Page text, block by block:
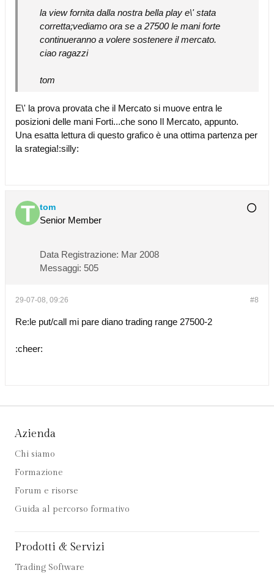
la view fornita dalla nostra bella play e\' stata
corretta;vediamo ora se a 27500 le mani forte
continueranno a volere sostenere il mercato.
ciao ragazzi
tom
E\' la prova provata che il Mercato si muove entra le
posizioni delle mani Forti...che sono Il Mercato, appunto.
Una esatta lettura di questo grafico è una ottima partenza per
la srategia!:silly:
tom
Senior Member
Data Registrazione: Mar 2008
Messaggi: 505
#8
29-07-08, 09:26
Re:le put/call mi pare diano trading range 27500-2
:cheer:
Azienda
Chi siamo
Formazione
Forum e risorse
Guida al percorso formativo
Prodotti & Servizi
Trading Software